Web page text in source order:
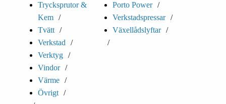
Trycksprutor &
Kem
Tvätt
Verkstad
Verktyg
Vindor
Värme
Övrigt
Porto Power
Verkstadspressar
Växellådslyftar